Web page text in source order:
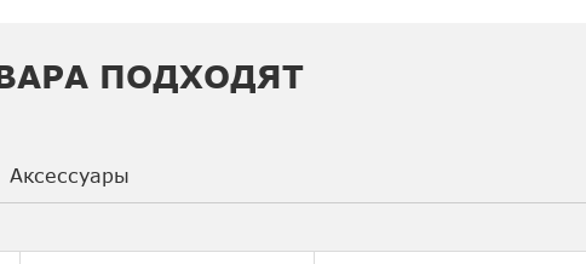
ПОДХОДЯТ
Аксессуары